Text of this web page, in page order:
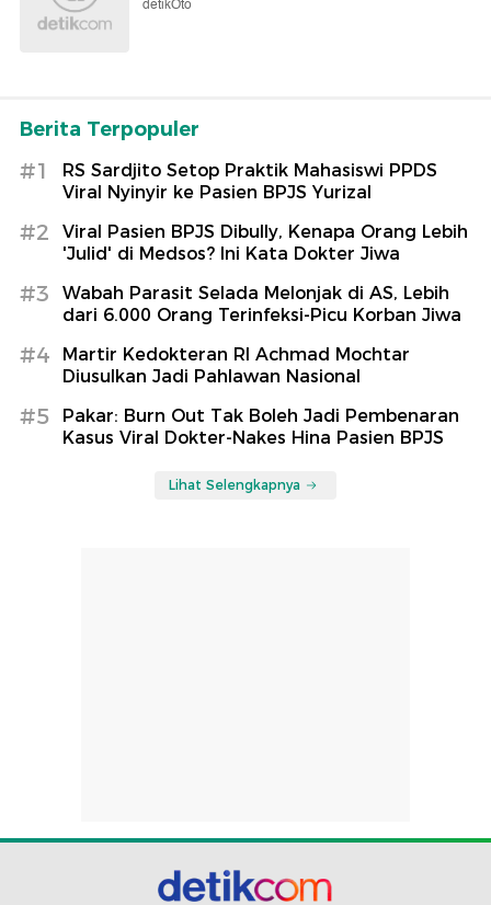
detikOto
Berita Terpopuler
#1
RS Sardjito Setop Praktik Mahasiswi PPDS
Viral Nyinyir ke Pasien BPJS Yurizal
#2
Viral Pasien BPJS Dibully, Kenapa Orang Lebih
'Julid' di Medsos? Ini Kata Dokter Jiwa
#3
Wabah Parasit Selada Melonjak di AS, Lebih
dari 6.000 Orang Terinfeksi-Picu Korban Jiwa
#4
Martir Kedokteran RI Achmad Mochtar
Diusulkan Jadi Pahlawan Nasional
#5
Pakar: Burn Out Tak Boleh Jadi Pembenaran
Kasus Viral Dokter-Nakes Hina Pasien BPJS
Lihat Selengkapnya